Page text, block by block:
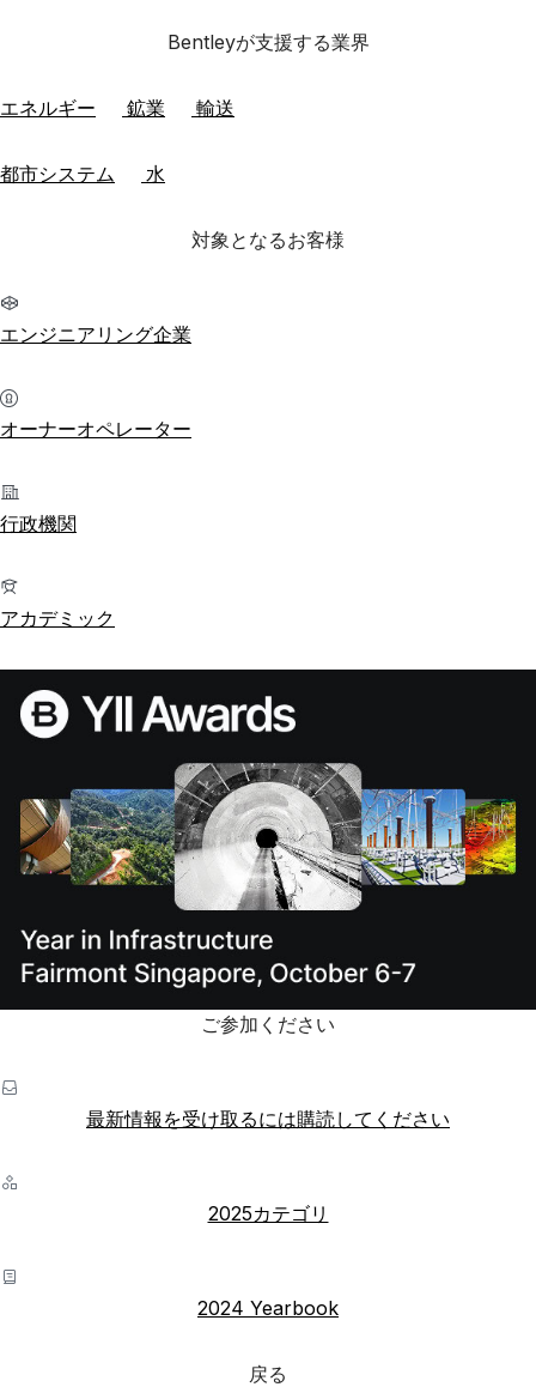
Bentleyが支援する業界
エネルギー 鉱業 輸送
都市システム 水
対象となるお客様
エンジニアリング企業
オーナーオペレーター
行政機関
アカデミック
ご参加ください
最新情報を受け取るには購読してください
2025カテゴリ
2024 Yearbook
戻る